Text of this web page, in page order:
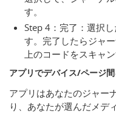
す。
Step 4：完了：選択
す。完了したらジャ
上のコードをスキャン
アプリでデバイス/ページ
アプリはあなたのジャー
り、あなたが選んだメデ